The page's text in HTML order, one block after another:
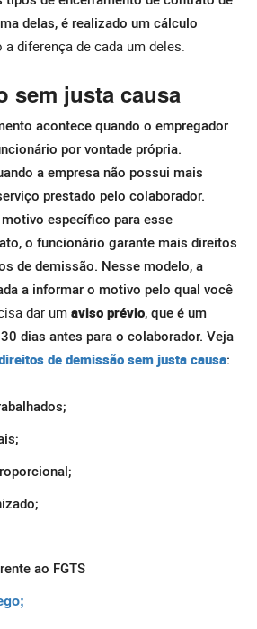
delas, é realizado um cálculo
a diferença de cada um deles.
sem justa causa
acontece quando o empregador
por vontade própria.
a empresa não possui mais
prestado pelo colaborador.
específico para esse
o funcionário garante mais direitos
de demissão. Nesse modelo, a
a informar o motivo pelo qual você
dar um aviso prévio, que é um
dias antes para o colaborador. Veja
de demissão sem justa causa:
ao FGTS